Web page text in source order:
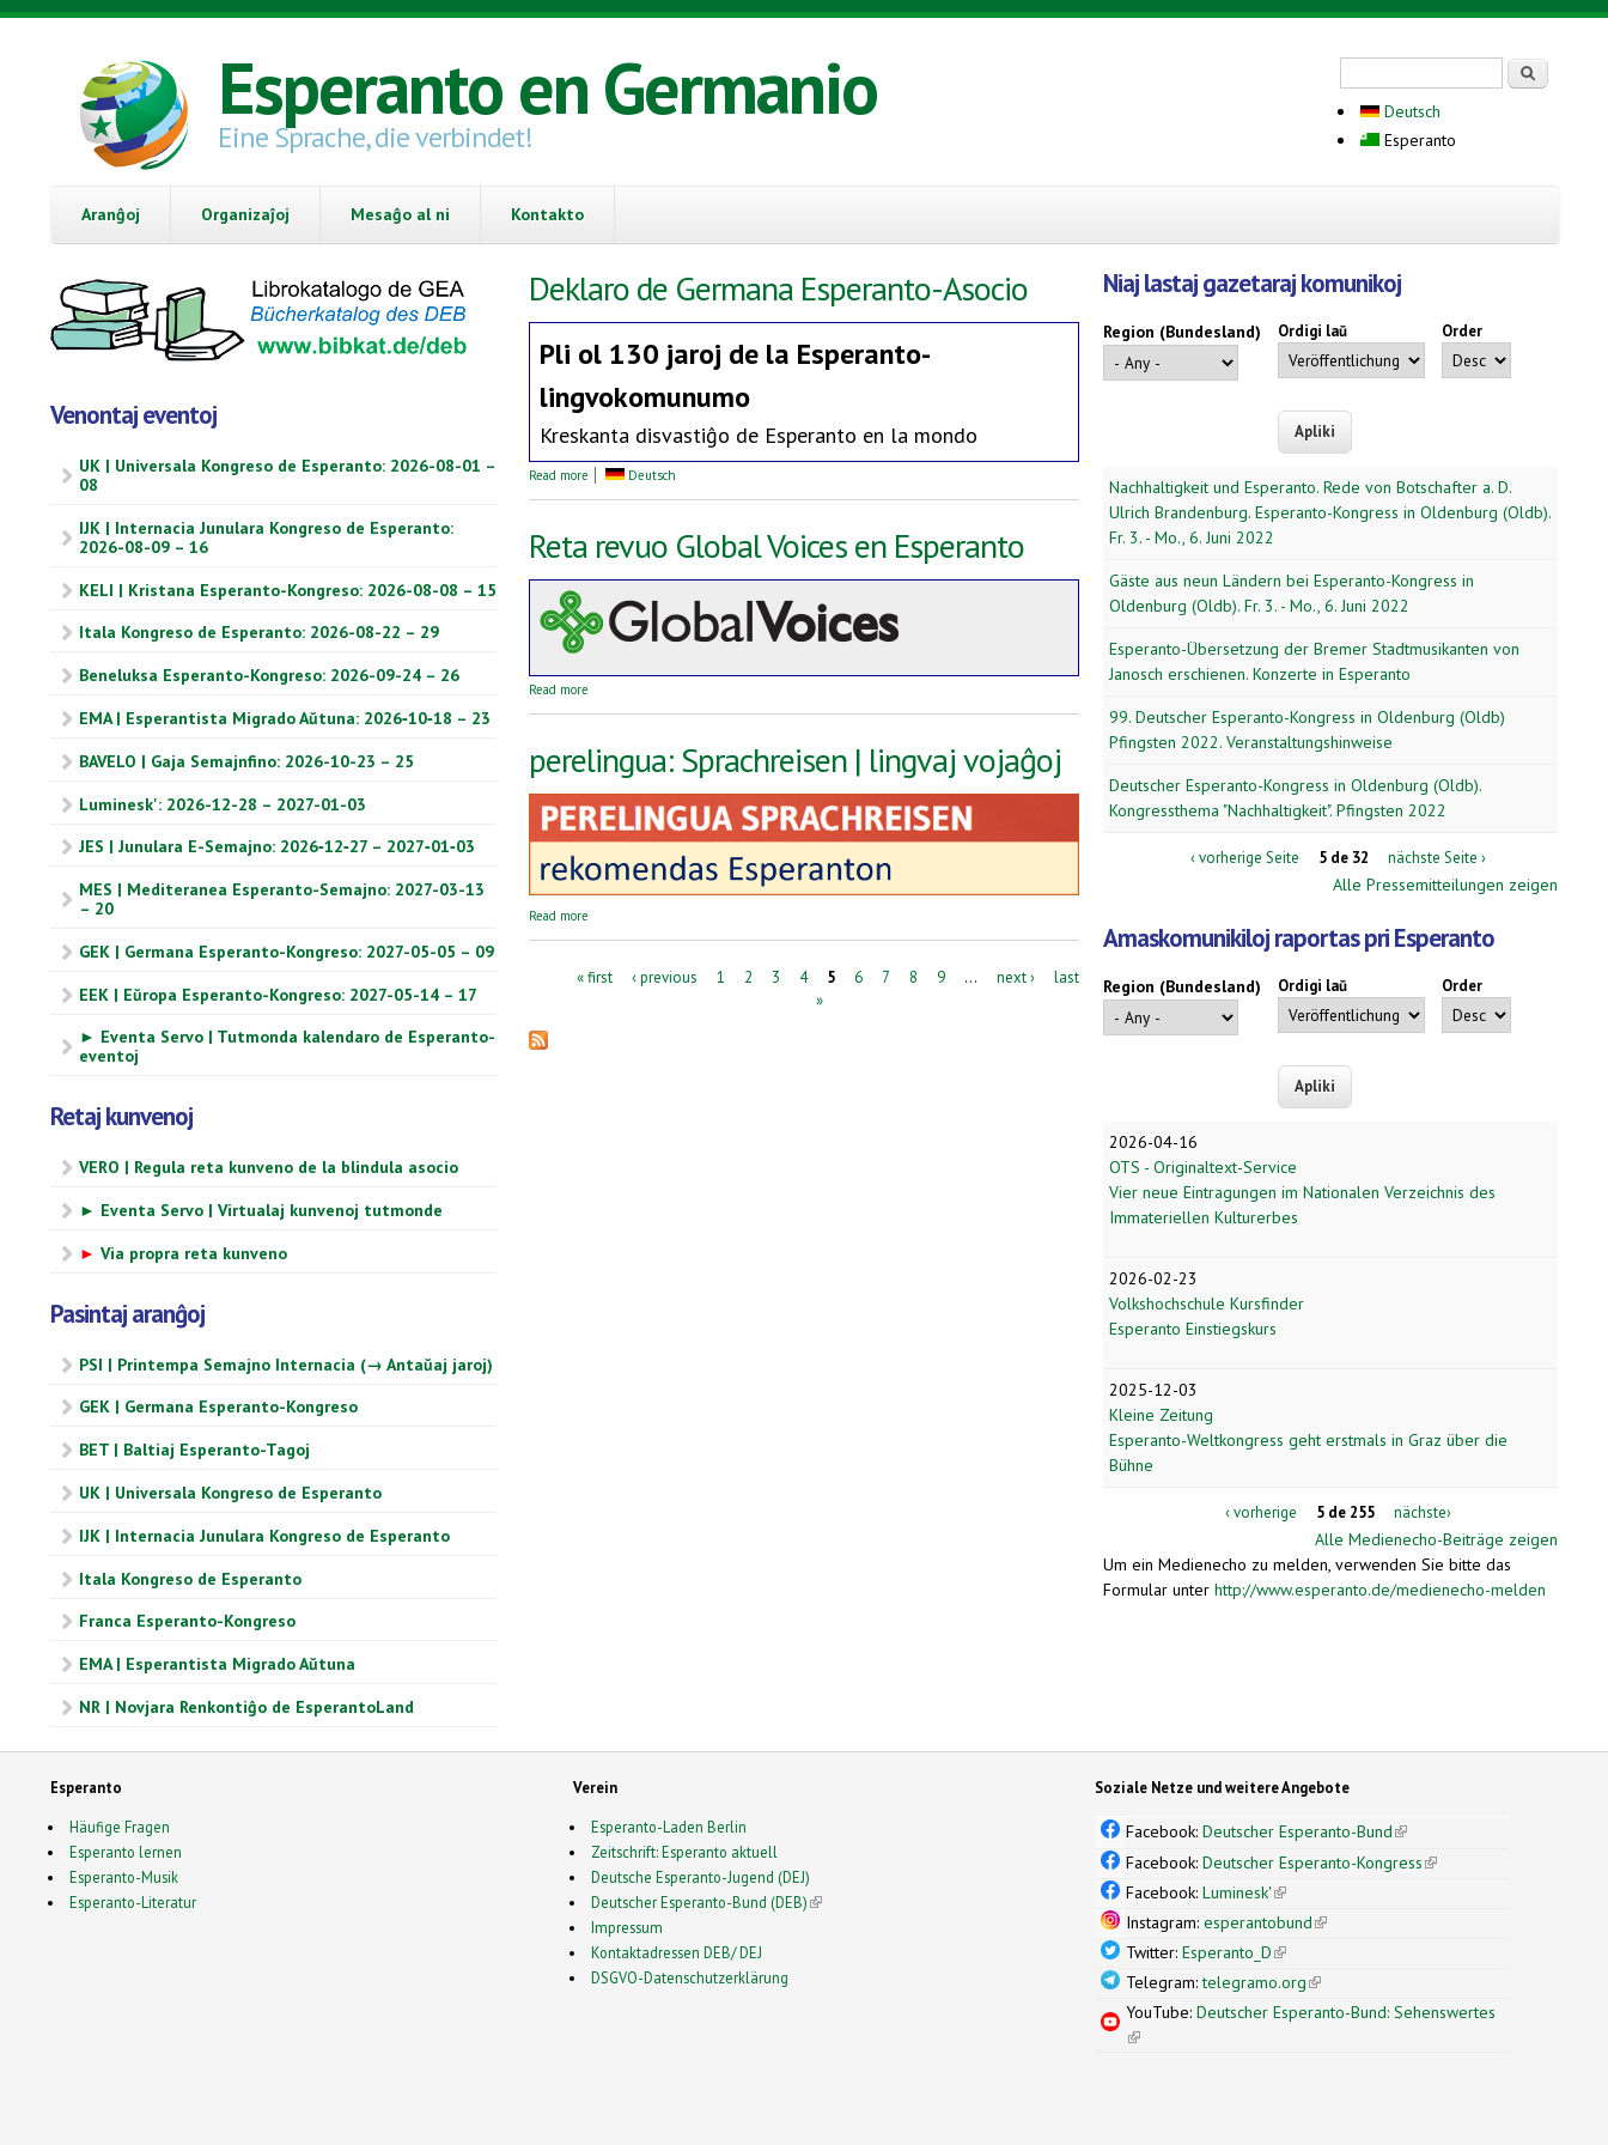
Skip to main content
Esperanto en Germanio
Eine Sprache, die verbindet!
Deutsch
Esperanto
Aranĝoj Organizaĵoj Mesaĝo al ni Kontakto
Venontaj eventoj
UK | Universala Kongreso de Esperanto: 2026-08-01 –
08
IJK | Internacia Junulara Kongreso de Esperanto:
2026-08-09 – 16
KELI | Kristana Esperanto-Kongreso: 2026-08-08 – 15
Itala Kongreso de Esperanto: 2026-08-22 – 29
Beneluksa Esperanto-Kongreso: 2026-09-24 – 26
EMA | Esperantista Migrado Aŭtuna: 2026‑10‑18 – 23
BAVELO | Gaja Semajnfino: 2026-10-23 – 25
Luminesk': 2026-12-28 – 2027-01-03
JES | Junulara E-Semajno: 2026‑12‑27 – 2027‑01‑03
MES | Mediteranea Esperanto-Semajno: 2027-03-13
– 20
GEK | Germana Esperanto-Kongreso: 2027-05-05 – 09
EEK | Eŭropa Esperanto-Kongreso: 2027-05-14 – 17
► Eventa Servo | Tutmonda kalendaro de Esperanto-
eventoj
Retaj kunvenoj
VERO | Regula reta kunveno de la blindula asocio
► Eventa Servo | Virtualaj kunvenoj tutmonde
► Via propra reta kunveno
Pasintaj aranĝoj
PSI | Printempa Semajno Internacia (→ Antaŭaj jaroj)
GEK | Germana Esperanto-Kongreso
BET | Baltiaj Esperanto-Tagoj
UK | Universala Kongreso de Esperanto
IJK | Internacia Junulara Kongreso de Esperanto
Itala Kongreso de Esperanto
Franca Esperanto-Kongreso
EMA | Esperantista Migrado Aŭtuna
NR | Novjara Renkontiĝo de EsperantoLand
Deklaro de Germana Esperanto-Asocio
Pli ol 130 jaroj de la Esperanto-
lingvokomunumo
Kreskanta disvastiĝo de Esperanto en la mondo
Read more about Deklaro de Germana Esperanto-Asocio
Deutsch
Reta revuo Global Voices en Esperanto
Read more
perelingua: Sprachreisen | lingvaj vojaĝoj
Read more
Pages
« first ‹ previous 1 2 3 4 5 6 7 8 9 … next ›
last
»
Niaj lastaj gazetaraj komunikoj
Region (Bundesland) Ordigi laŭ Order
Nachhaltigkeit und Esperanto. Rede von Botschafter a. D.
Ulrich Brandenburg. Esperanto-Kongress in Oldenburg (Oldb).
Fr. 3. - Mo., 6. Juni 2022
Gäste aus neun Ländern bei Esperanto-Kongress in
Oldenburg (Oldb). Fr. 3. - Mo., 6. Juni 2022
Esperanto-Übersetzung der Bremer Stadtmusikanten von
Janosch erschienen. Konzerte in Esperanto
99. Deutscher Esperanto-Kongress in Oldenburg (Oldb)
Pfingsten 2022. Veranstaltungshinweise
Deutscher Esperanto-Kongress in Oldenburg (Oldb).
Kongressthema "Nachhaltigkeit". Pfingsten 2022
‹ vorherige Seite 5 de 32 nächste Seite ›
Alle Pressemitteilungen zeigen
Amaskomunikiloj raportas pri Esperanto
Region (Bundesland) Ordigi laŭ Order
2026-04-16
OTS - Originaltext-Service
Vier neue Eintragungen im Nationalen Verzeichnis des
Immateriellen Kulturerbes
2026-02-23
Volkshochschule Kursfinder
Esperanto Einstiegskurs
2025-12-03
Kleine Zeitung
Esperanto-Weltkongress geht erstmals in Graz über die
Bühne
‹ vorherige 5 de 255 nächste›
Alle Medienecho-Beiträge zeigen
Um ein Medienecho zu melden, verwenden Sie bitte das
Formular unter http://www.esperanto.de/medienecho-melden
Esperanto
Häufige Fragen
Esperanto lernen
Esperanto-Musik
Esperanto-Literatur
Verein
Esperanto-Laden Berlin
Zeitschrift: Esperanto aktuell
Deutsche Esperanto-Jugend (DEJ)
Deutscher Esperanto-Bund (DEB)(link is external)
Impressum
Kontaktadressen DEB/ DEJ
DSGVO-Datenschutzerklärung
Soziale Netze und weitere Angebote
Facebook:Deutscher Esperanto-Bund(link is external)
Facebook:Deutscher Esperanto-Kongress(link is external)
Facebook:Luminesk'(link is external)
Instagram:esperantobund(link is external)
Twitter:Esperanto_D(link is external)
Telegram:telegramo.org(link is external)
YouTube:Deutscher Esperanto-Bund: Sehenswertes
(link is external)